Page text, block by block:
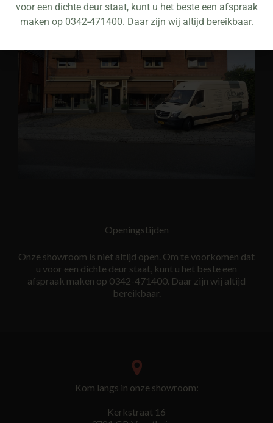
Openingstijden
Onze showroom is niet altijd open. Om te voorkomen dat
u voor een dichte deur staat, kunt u het beste een
afspraak maken op 0342-471400. Daar zijn wij altijd
bereikbaar.
Kom langs in onze showroom:
Kerkstraat 16
voor een dichte deur staat, kunt u het beste een afspraak
maken op 0342-471400. Daar zijn wij altijd bereikbaar.